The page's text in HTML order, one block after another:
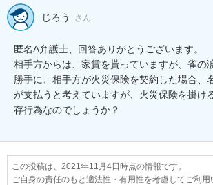
じろう さん
匿名A弁護士、回答ありがとうございます。
相手方からは、家賃を貰っていますが、雀の
勝手に、相手方が火災保険を契約した場合、
が支払うと考えていますが、火災保険を掛け
存行為なのでしょうか？
この投稿は、2021年11月4日時点の情報です。
ご自身の責任のもと適法性・有用性を考慮してご利